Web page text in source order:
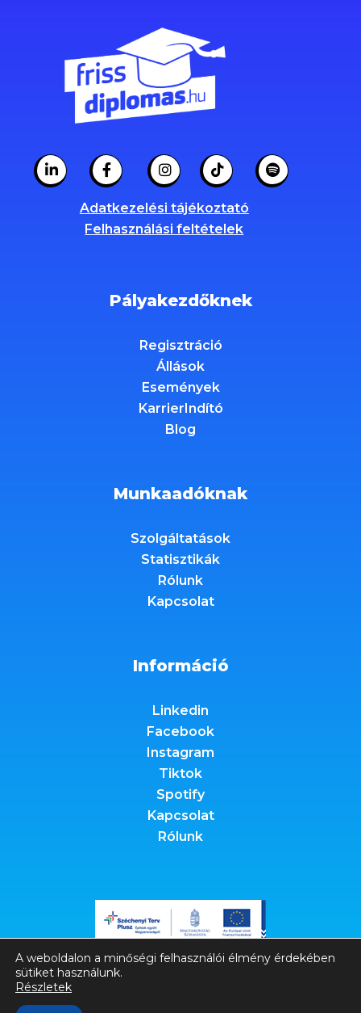
Adatkezelési tájékoztató
Felhasználási feltételek
Pályakezdőknek
Regisztráció
Állások
Események
KarrierIndító
Blog
Munkaadóknak
Szolgáltatások
Statisztikák
Rólunk
Kapcsolat
Információ
Linkedin
Facebook
Instagram
Tiktok
Spotify
Kapcsolat
Rólunk
A weboldalon a minőségi felhasználói élmény érdekében
sütiket használunk.
Részletek